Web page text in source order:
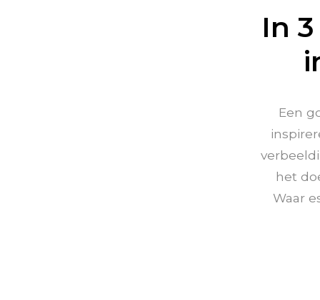
In
Een
het
Waar